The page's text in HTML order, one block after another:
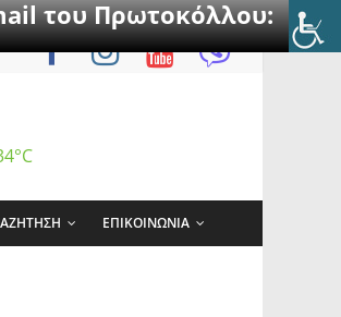
του Πρωτοκόλλου:
ΕΠΙΚΟΙΝΩΝΙΑ